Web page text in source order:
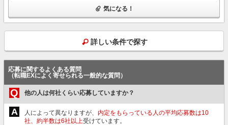
気になる！
詳しい条件で探す
応募に関するよくある質問
（転職EXによく寄せられる一般的な質問）
Q 他の人は何社くらい応募していますか？
A 人によって異なりますが、 内定をもらっている人の平均応募数は10
社、約半数は6社以上受けています。